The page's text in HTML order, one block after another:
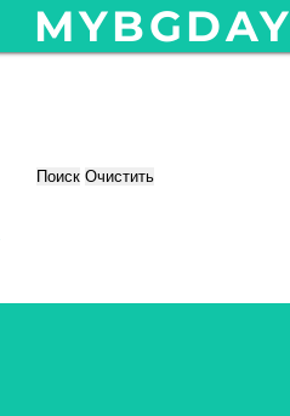
MYBGDAY
Поиск Очистить